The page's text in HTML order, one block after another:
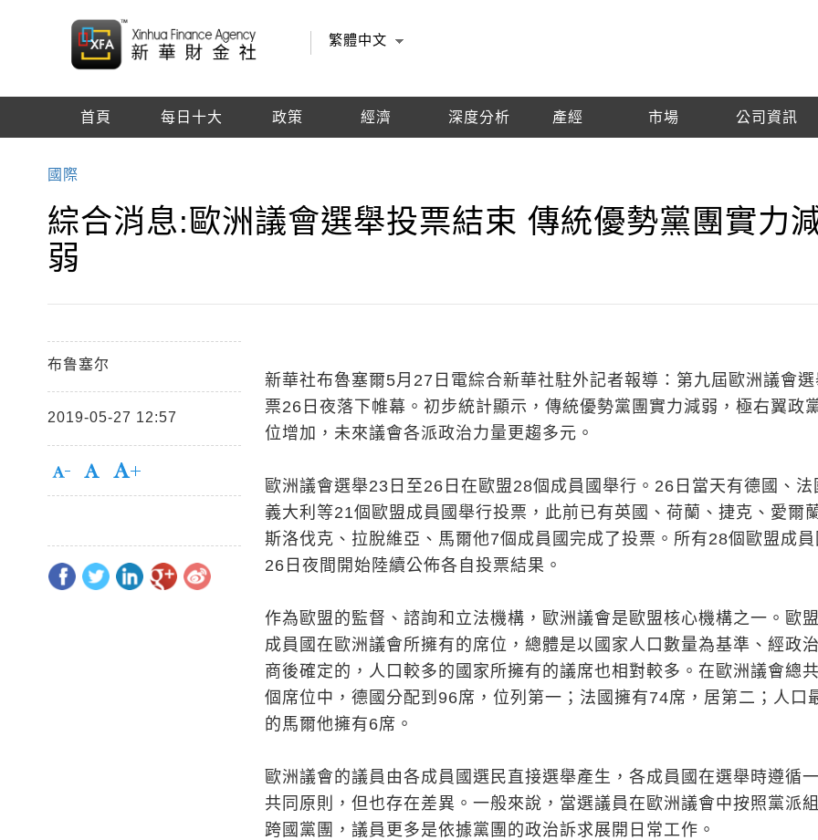
繁體中文
首頁 每日十大 政策 經濟 深度分析 產經 市場 公司資訊
國際
綜合消息:歐洲議會選舉投票結束 傳統優勢黨團實力
弱
布鲁塞尔
2019-05-27 12:57
新華社布魯塞爾5月27日電綜合新華社駐外記者報導：第九屆歐洲議會選
票26日夜落下帷幕。初步統計顯示，傳統優勢黨團實力減弱，極右翼政
位增加，未來議會各派政治力量更趨多元。
歐洲議會選舉23日至26日在歐盟28個成員國舉行。26日當天有德國、法
義大利等21個歐盟成員國舉行投票，此前已有英國、荷蘭、捷克、愛爾
斯洛伐克、拉脫維亞、馬爾他7個成員國完成了投票。所有28個歐盟成員
26日夜間開始陸續公佈各自投票結果。
作為歐盟的監督、諮詢和立法機構，歐洲議會是歐盟核心機構之一。歐
成員國在歐洲議會所擁有的席位，總體是以國家人口數量為基準、經政
商後確定的，人口較多的國家所擁有的議席也相對較多。在歐洲議會總
個席位中，德國分配到96席，位列第一；法國擁有74席，居第二；人口
的馬爾他擁有6席。
歐洲議會的議員由各成員國選民直接選舉產生，各成員國在選舉時遵循
共同原則，但也存在差異。一般來說，當選議員在歐洲議會中按照黨派
跨國黨團，議員更多是依據黨團的政治訴求展開日常工作。